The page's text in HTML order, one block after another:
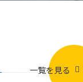
一覧を見る